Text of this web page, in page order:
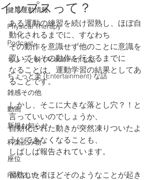
健康運動情報
Physical Therapy
Podcast
ちょっと科 (Academic) な話
ちょっと楽 (Entertainment) な話
雑感その他
動画
新規お知らせ
科楽読み物
座位
RWC2019
イップスって？
ある運動の練習を続け習熟し、ほぼ自
動化されるまでに、すなわち
その動作を意識せず他のことに意識を
置いてもその動作を行えるまでに
なることは、運動学習の結果としてあ
ることです。
しかし、そこに大きな落とし穴？！と
言っていいのでしょうか、
自動化された動きが突然凍りついたよ
うにできなくなることも、
しばしば報告されています。
習熟した者ほどそのようなことが起き